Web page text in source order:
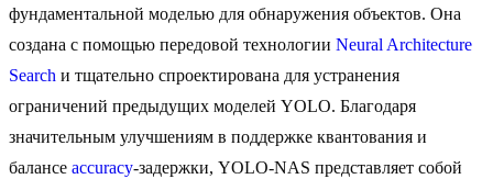
фундаментальной моделью для обнаружения объектов. Она
создана с помощью передовой технологии Neural Architecture
Search и тщательно спроектирована для устранения
ограничений предыдущих моделей YOLO. Благодаря
значительным улучшениям в поддержке квантования и
балансе accuracy-задержки, YOLO-NAS представляет собой